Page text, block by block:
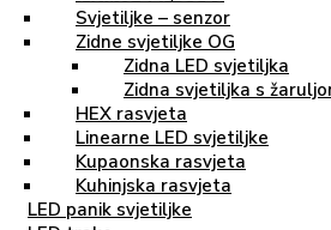
Svjetiljke – senzor
Zidne svjetiljke OG
Zidna LED svjetiljka
Zidna svjetiljka s
HEX rasvjeta
Linearne LED svjetiljke
Kupaonska rasvjeta
Kuhinjska rasvjeta
LED panik svjetiljke